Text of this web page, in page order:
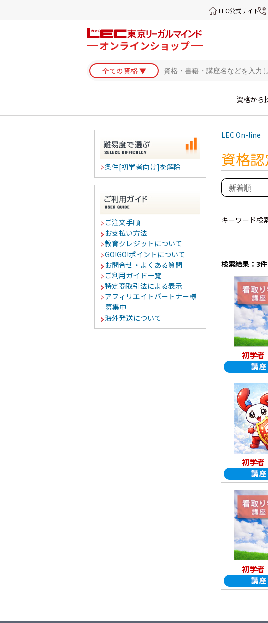
LEC公式サイト
資格から
条件[初学者向け]を解除
ご注文手順
お支払い方法
教育クレジットについて
GO!GO!ポイントについて
お問合せ・よくある質問
ご利用ガイド一覧
特定商取引法による表示
アフィリエイトパートナー様
募集中
海外発送について
LEC On-line
資格
キーワード検
検索結果：3
初学者
初学者
初学者